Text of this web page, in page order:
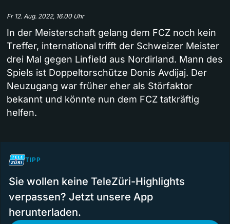
Fr 12. Aug. 2022, 16.00 Uhr
In der Meisterschaft gelang dem FCZ noch kein
Treffer, international trifft der Schweizer Meister
drei Mal gegen Linfield aus Nordirland. Mann des
Spiels ist Doppeltorschütze Donis Avdijaj. Der
Neuzugang war früher eher als Störfaktor
bekannt und könnte nun dem FCZ tatkräftig
helfen.
TIPP
Sie wollen keine TeleZüri-Highlights
verpassen? Jetzt unsere App
herunterladen.